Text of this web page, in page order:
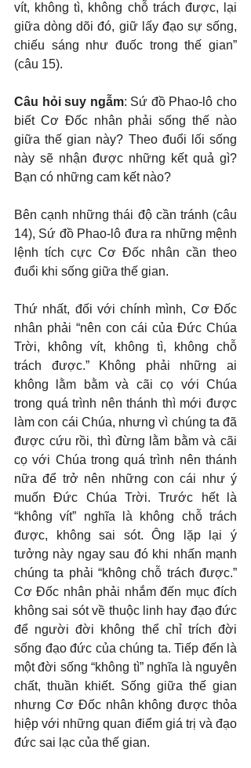
vít, không tì, không chỗ trách được, lại
giữa dòng dõi đó, giữ lấy đạo sự sống,
chiếu sáng như đuốc trong thế gian”
(câu 15).
Câu hỏi suy ngẫm: Sứ đồ Phao-lô cho
biết Cơ Đốc nhân phải sống thế nào
giữa thế gian này? Theo đuổi lối sống
này sẽ nhận được những kết quả gì?
Bạn có những cam kết nào?
Bên cạnh những thái độ cần tránh (câu
14), Sứ đồ Phao-lô đưa ra những mệnh
lệnh tích cực Cơ Đốc nhân cần theo
đuổi khi sống giữa thế gian.
Thứ nhất, đối với chính mình, Cơ Đốc
nhân phải “nên con cái của Đức Chúa
Trời, không vít, không tì, không chỗ
trách được.” Không phải những ai
không lằm bằm và cãi cọ với Chúa
trong quá trình nên thánh thì mới được
làm con cái Chúa, nhưng vì chúng ta đã
được cứu rồi, thì đừng lằm bằm và cãi
cọ với Chúa trong quá trình nên thánh
nữa để trở nên những con cái như ý
muốn Đức Chúa Trời. Trước hết là
“không vít” nghĩa là không chỗ trách
được, không sai sót. Ông lặp lại ý
tưởng này ngay sau đó khi nhấn mạnh
chúng ta phải “không chỗ trách được.”
Cơ Đốc nhân phải nhắm đến mục đích
không sai sót về thuộc linh hay đạo đức
để người đời không thể chỉ trích đời
sống đạo đức của chúng ta. Tiếp đến là
một đời sống “không tì” nghĩa là nguyên
chất, thuần khiết. Sống giữa thế gian
nhưng Cơ Đốc nhân không được thỏa
hiệp với những quan điểm giá trị và đạo
đức sai lạc của thế gian.